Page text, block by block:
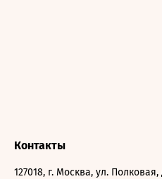
Контакты
127018, г. Москва, ул. Полковая,